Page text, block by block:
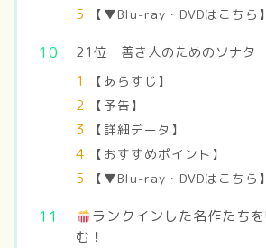
【▼Blu-ray・DVDはこちら】
21位 善き人のためのソナタ
【あらすじ】
【予告】
【詳細データ】
【おすすめポイント】
【▼Blu-ray・DVDはこちら】
ランクインした名作たち
む！